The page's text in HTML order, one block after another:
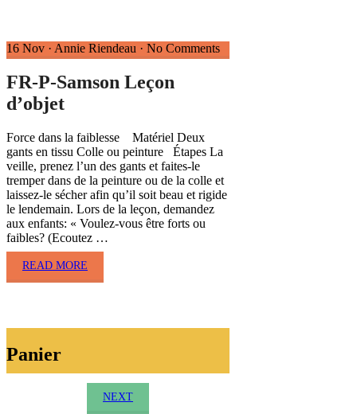
16 Nov · Annie Riendeau · No Comments
FR-P-Samson Leçon
d’objet
Force dans la faiblesse Matériel Deux
gants en tissu Colle ou peinture Étapes La
veille, prenez l’un des gants et faites-le
tremper dans de la peinture ou de la colle et
laissez-le sécher afin qu’il soit beau et rigide
le lendemain. Lors de la leçon, demandez
aux enfants: « Voulez-vous être forts ou
faibles? (Ecoutez …
READ MORE
Panier
NEXT